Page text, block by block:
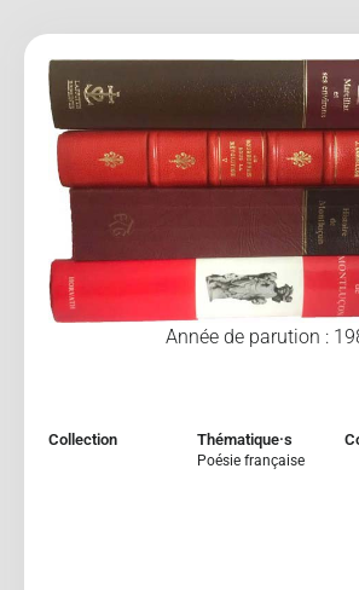
Année de parution :
Collection Thématique·s
Poésie française